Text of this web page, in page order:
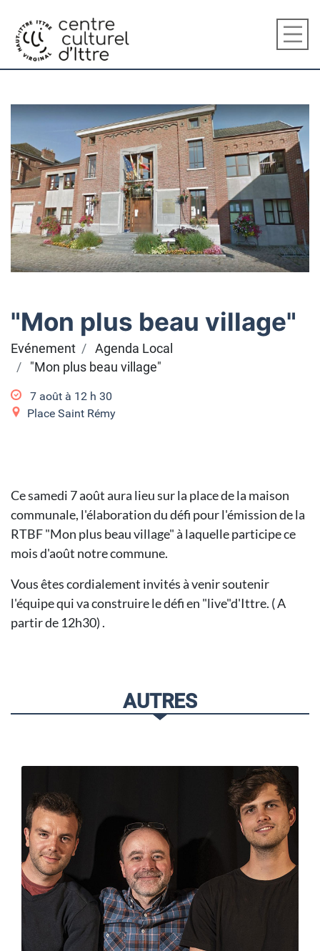
"Mon plus beau village"
Evénement
Agenda Local
"Mon plus beau village"
7 août à 12 h 30
Place Saint Rémy
Ce samedi 7 août aura lieu sur la place de la maison
communale, l'élaboration du défi pour l'émission de la
RTBF "Mon plus beau village" à laquelle participe ce
mois d'août notre commune.
Vous êtes cordialement invités à venir soutenir
l'équipe qui va construire le défi en "live"d'Ittre. ( A
partir de 12h30) .
AUTRES